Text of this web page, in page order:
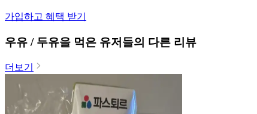
가입하고 혜택 받기
우유 / 두유을 먹은 유저들의 다른 리뷰
더보기